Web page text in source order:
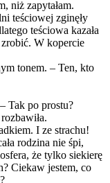
niż zapytałam.
teściowej zginęły
teściowa kazała
W kopercie
tonem. – Ten, kto
Tak po prostu?
I ze strachu!
rodzina nie śpi,
że tylko siekierę
Ciekaw jestem, co